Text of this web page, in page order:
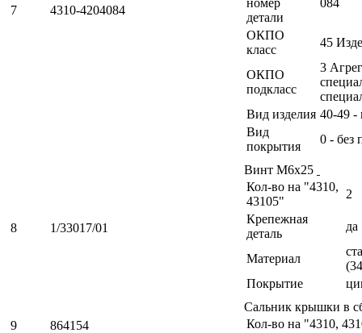
7 4310-4204084
детали
ОКПО
класс
45
ОКПО
подкласс
3
Вид изделия 40-49 -
Вид
покрытия
0 - без
8 1/33017/01
Винт М6х25
Кол-во на "4310,
43105"
2
Крепежная
деталь
да
Материал
Покрытие
9 864154
Сальник крышки в
Кол-во на "4310,